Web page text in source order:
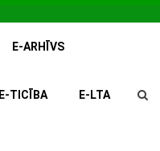
E-ARHĪVS
E-TICĪBA E-LTA